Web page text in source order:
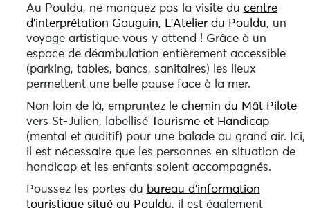
Au Pouldu, ne manquez pas la visite du centre
d’interprétation Gauguin, L’Atelier du Pouldu, un
voyage artistique vous y attend ! Grâce à un
espace de déambulation entièrement accessible
(parking, tables, bancs, sanitaires) les lieux
permettent une belle pause face à la mer.
Non loin de là, empruntez le chemin du Mât Pilote
vers St-Julien, labellisé
Tourisme et Handicap
(mental et auditif) pour une balade au grand air. Ici,
il est nécessaire que les personnes en situation de
handicap et les enfants soient accompagnés.
Poussez les portes du bureau d’information
touristique situé au Pouldu, il est également